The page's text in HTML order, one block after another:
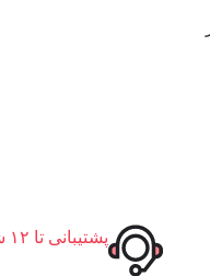
پشتیبانی تا ۱۲ شب